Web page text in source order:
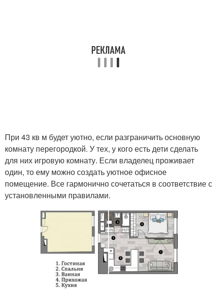
При 43 кв м будет уютно, если разграничить основную
комнату перегородкой. У тех, у кого есть дети сделать
для них игровую комнату. Если владелец проживает
один, то ему можно создать уютное офисное
помещение. Все гармонично сочетаться в соответствие с
установленными правилами.